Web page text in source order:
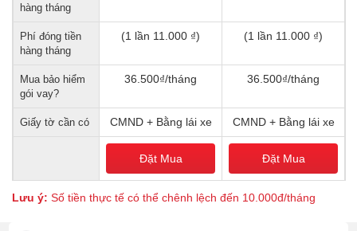
hàng tháng
Phí đóng tiền
hàng tháng
(1 lần 11.000 ₫) (1 lần 11.000 ₫)
Mua bảo hiểm
gói vay?
36.500₫/tháng 36.500₫/tháng
Giấy tờ cần có CMND + Bằng lái xe CMND + Bằng lái xe
Đặt Mua Đặt Mua
Lưu ý: Số tiền thực tế có thể chênh lệch đến 10.000đ/tháng